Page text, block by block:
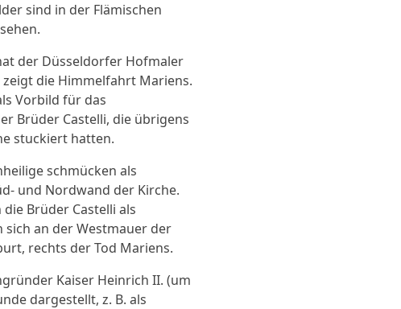
sind in der Flämischen
der Düsseldorfer Hofmaler
die Himmelfahrt Mariens.
Vorbild für das
Brüder Castelli, die übrigens
stuckiert hatten.
schmücken als
und Nordwand der Kirche.
Brüder Castelli als
an der Westmauer der
rechts der Tod Mariens.
Kaiser Heinrich II. (um
dargestellt, z. B. als